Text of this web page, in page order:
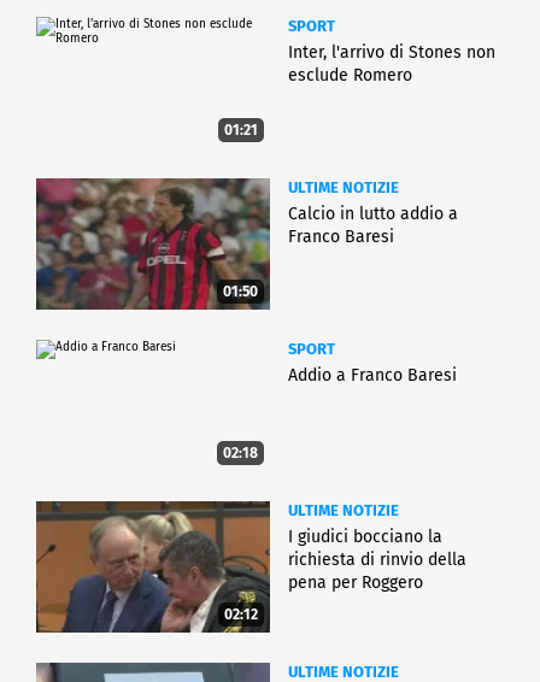
01:21
SPORT
Inter, l'arrivo di Stones non
esclude Romero
01:50
ULTIME NOTIZIE
Calcio in lutto addio a
Franco Baresi
02:18
SPORT
Addio a Franco Baresi
02:12
ULTIME NOTIZIE
I giudici bocciano la
richiesta di rinvio della
pena per Roggero
ULTIME NOTIZIE